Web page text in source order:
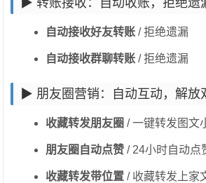
▶ 转账接收：自动收账，拒绝遗
自动接收好友转账 / 拒绝遗漏
自动接收群聊转账 / 拒绝遗漏
▶ 朋友圈营销：自动互动，解放
收藏转发朋友圈 / 一键转发图文
朋友圈自动点赞 / 24小时自动点
收藏转发带位置 / 收藏转发上家